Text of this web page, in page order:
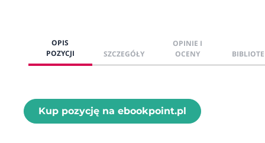
OPIS
POZYCJI
SZCZEGÓŁY
OPINIE I
OCENY
Kup pozycję na ebookpoint.pl